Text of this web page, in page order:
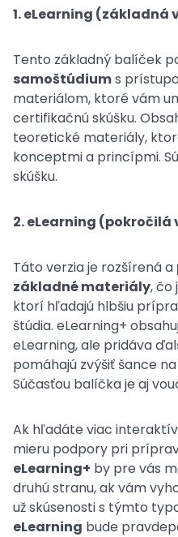
1. eLearning (základná
Tento základný balíček
samoštúdiums
materiálom, ktoré vám
certifikačnú skúšku.
teoretické materiály,
konceptmi a princípmi.
skúšku.
2. eLearning (pokročilá
Táto verzia je rozšírená a
základné materiály, čo
ktorí hľadajú hlbšiu
štúdia. eLearning+
eLearning, ale pridáva
pomáhajú zvýšiť šance
Súčasťou balíčka je aj
Ak hľadáte viac
mieru podpory pri
eLearning+ by pre vás
druhú stranu, ak vám
už skúsenosti s týmto
eLearning bude